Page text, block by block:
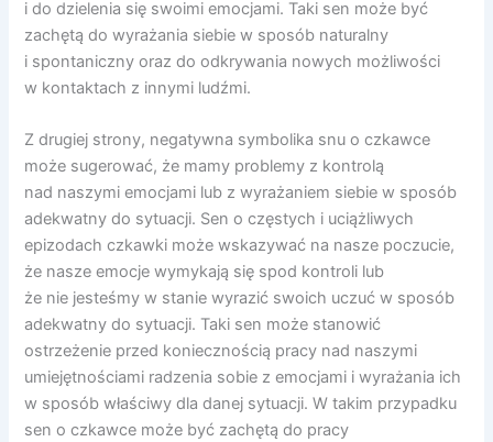
i do dzielenia się swoimi emocjami. Taki sen może być
zachętą do wyrażania siebie w sposób naturalny
i spontaniczny oraz do odkrywania nowych możliwości
w kontaktach z innymi ludźmi.
Z drugiej strony, negatywna symbolika snu o czkawce
może sugerować, że mamy problemy z kontrolą
nad naszymi emocjami lub z wyrażaniem siebie w sposób
adekwatny do sytuacji. Sen o częstych i uciążliwych
epizodach czkawki może wskazywać na nasze poczucie,
że nasze emocje wymykają się spod kontroli lub
że nie jesteśmy w stanie wyrazić swoich uczuć w sposób
adekwatny do sytuacji. Taki sen może stanowić
ostrzeżenie przed koniecznością pracy nad naszymi
umiejętnościami radzenia sobie z emocjami i wyrażania ich
w sposób właściwy dla danej sytuacji. W takim przypadku
sen o czkawce może być zachętą do pracy